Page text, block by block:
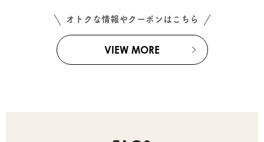
オトクな情報やクーポンはこちら
VIEW MORE